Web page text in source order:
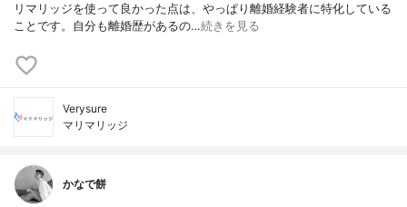
リマリッジを使って良かった点は、やっぱり離婚経験者に特化している
ことです。自分も離婚歴があるの…続きを見る
Verysure
マリマリッジ
かなで餅